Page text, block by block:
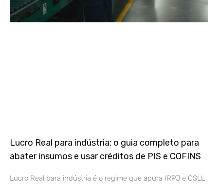
Lucro Real para indústria: o guia completo para
abater insumos e usar créditos de PIS e COFINS
Lucro Real para indústria é o regime que apura IRPJ e CSLL